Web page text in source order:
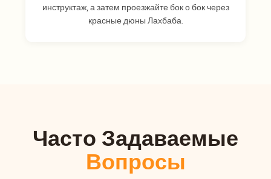
инструктаж, а затем проезжайте бок о бок через
красные дюны Лахбаба.
Часто Задаваемые
Вопросы